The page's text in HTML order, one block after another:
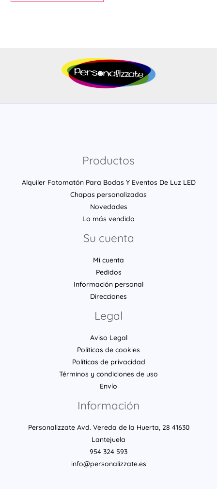
Productos
Alquiler Fotomatón Para Bodas Y Eventos De Luz LED
Chapas personalizadas
Novedades
Lo más vendido
Su cuenta
Mi cuenta
Pedidos
Información personal
Direcciones
Legal
Aviso Legal
Políticas de cookies
Políticas de privacidad
Términos y condiciones de uso
Envío
Información
Personalizzate Avd. Vereda de la Huerta, 28 41630
Lantejuela
954 324 593
info@personalizzate.es